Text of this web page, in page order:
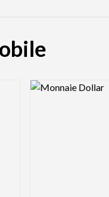
Logo Preview Image